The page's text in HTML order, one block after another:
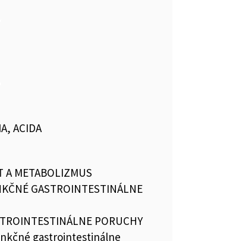
ACIDA
A METABOLIZMUS
GASTROINTESTINÁLNE
PORUCHY
gastrointestinálne